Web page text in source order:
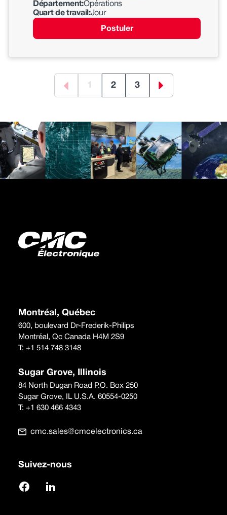
Département:Opérations
Quart de travail:Jour
Postuler
1 2 3
Montréal, Québec
600, boulevard Dr-Frederik-Philips
Montréal, Qc Canada H4M 2S9
T: +1 514 748 3148
Sugar Grove, Illinois
84 North Dugan Road P.O. Box 250
Sugar Grove, IL U.S.A. 60554-0250
T: +1 630 466 4343
cmc.sales@cmcelectronics.ca
Suivez-nous
FacebookLinkedIn